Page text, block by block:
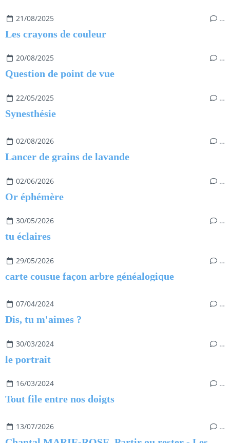
21/08/2025 …
Les crayons de couleur
20/08/2025 …
Question de point de vue
22/05/2025 …
Synesthésie
02/08/2026 …
Lancer de grains de lavande
02/06/2026 …
Or éphémère
30/05/2026 …
tu éclaires
29/05/2026 …
carte cousue façon arbre généalogique
07/04/2024 …
Dis, tu m'aimes ?
30/03/2024 …
le portrait
16/03/2024 …
Tout file entre nos doigts
13/07/2026 …